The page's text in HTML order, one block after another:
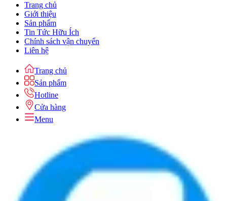
Trang chủ
Giới thiệu
Sản phẩm
Tin Tức Hữu Ích
Chính sách vận chuyển
Liên hệ
Trang chủ
Sản phẩm
Hotline
Cửa hàng
Menu